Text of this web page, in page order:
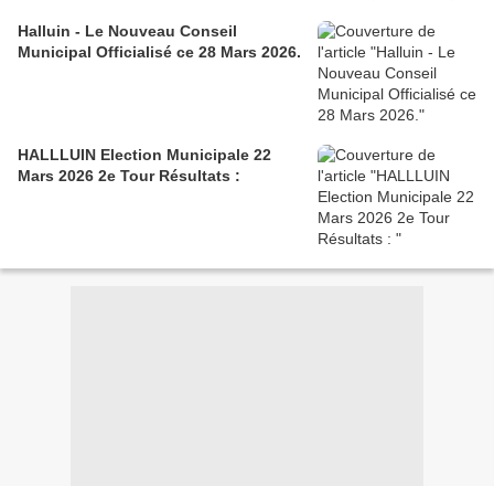
Halluin - Le Nouveau Conseil
Municipal Officialisé ce 28 Mars 2026.
HALLLUIN Election Municipale 22
Mars 2026 2e Tour Résultats :